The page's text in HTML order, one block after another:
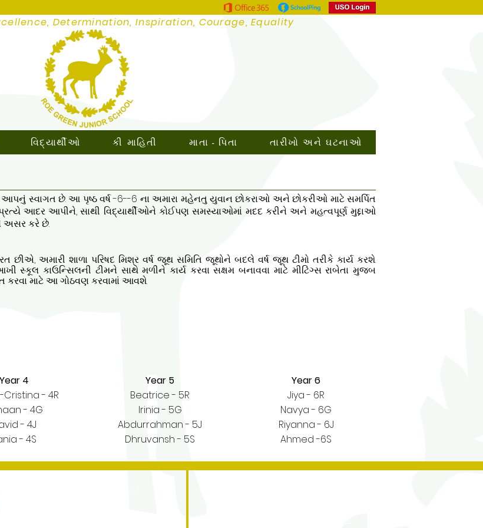
Determination, Inspiration, Courage, Equality
વિદ્યાર્થીઓ કી માહિતી માતા - પિતા તારીખો અને ઘટનાઓ
આપનું સ્વાગત છે. આ પૃષ્ઠ વર્ષ -6--6 ના અમારા મહેનતુ યુવાન છોકરાઓ અને છોકરીઓ માટે સમર્પિત
આદર આપીને, સાથી વિદ્યાર્થીઓને કોઈપણ સમસ્યાઓમાં મદદ કરીને અને મહત્વપૂર્ણ મુદ્દાઓ
અસર કરે છે.
અમારી શાળા પરિષદ મિશ્ર વર્ષ જૂથ સમિતિ જૂથોને બદલે વર્ષ જૂથ ટીમો તરીકે કાર્ય કરશે.
સ્કૂલ કાઉન્સિલની ટીમને સાથે મળીને કાર્ય કરવા સક્ષમ બનાવવા માટે મીટિંગ્સ રાબેતા મુજબ
કરવા માટે આ ગોઠવણ કરવામાં આવશે.
Year 4
Cristina - 4R
- 4G
- 4J
- 4S
Year 5
Beatrice - 5R
Irinia - 5G
Abdurrahman - 5J
Dhruvansh - 5S
Year 6
Jiya - 6R
Navya - 6G
Riyanna - 6J
Ahmed -6S